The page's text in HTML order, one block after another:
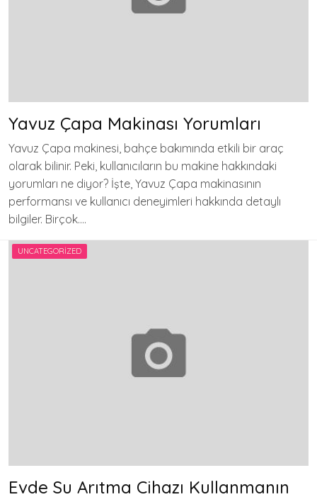
Yavuz Çapa Makinası Yorumları
Yavuz Çapa makinesi, bahçe bakımında etkili bir araç
olarak bilinir. Peki, kullanıcıların bu makine hakkındaki
yorumları ne diyor? İşte, Yavuz Çapa makinasının
performansı ve kullanıcı deneyimleri hakkında detaylı
bilgiler. Birçok….
UNCATEGORIZED
Evde Su Arıtma Cihazı Kullanmanın